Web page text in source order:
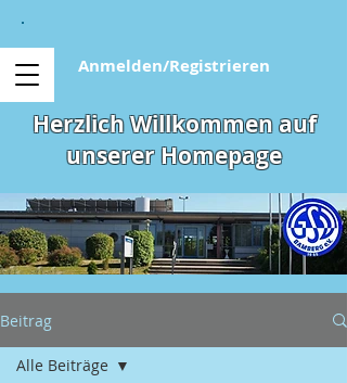
Anmelden/Registrieren
Herzlich Willkommen auf
unserer Homepage
Beitrag
Alle Beiträge